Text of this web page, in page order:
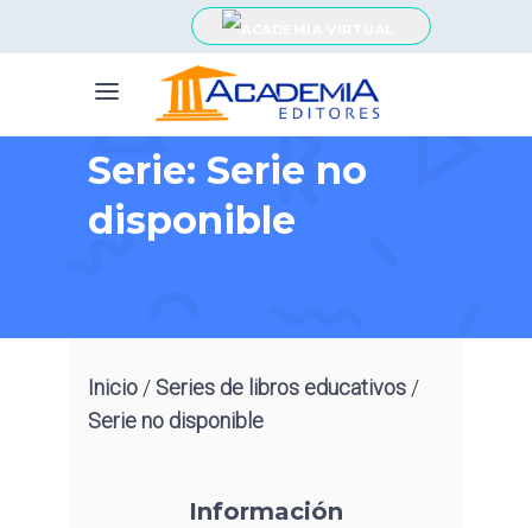
Serie: Serie no
disponible
Inicio / Series de libros educativos /
Serie no disponible
Información